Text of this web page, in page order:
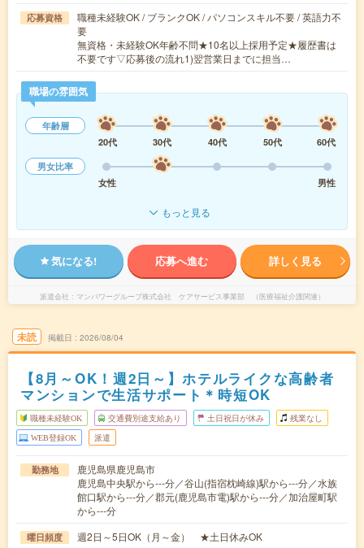
応募資格
職種未経験OK / ブランクOK / パソコンスキル不要 / 英語力不
要
無資格・未経験OK年齢不問★10名以上採用予定★履歴書は
不要です▽応募後の流れ1)翌営業日までに担当…
職場の雰囲気
年齢層
20代
30代 40代 50代
60代
男女比率
女性
男性
もっと見る
気になる! 応募へ進む 詳しく見る
派遣会社 マンパワーグループ株式会社 ケアサービス事業部 （医療福祉介護関連）
未読 掲載日 2026/08/04
【8月～OK！週2日～】ホテルライクな高齢者
マンションで生活サポート＊時短OK
職種未経験OK 交通費別途支給あり 土日祝日が休み 残業なし
WEB登録OK 派遣
勤務地
鹿児島県鹿児島市
鹿児島中央駅から---分／谷山(指宿枕崎線)駅から---分／水族
館口駅から---分／郡元(鹿児島市電)駅から---分／加治屋町駅
から---分
曜日頻度 週2日～5日OK（月～金） ★土日休みOK